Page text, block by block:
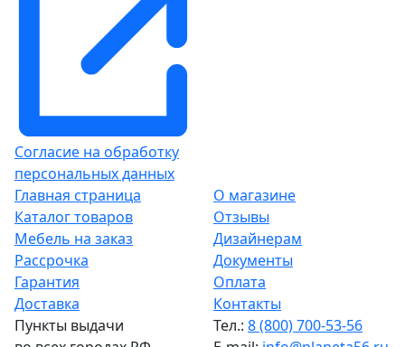
Согласие на обработку
персональных данных
Главная страница
Каталог товаров
Мебель на заказ
Рассрочка
Гарантия
О магазине
Отзывы
Дизайнерам
Документы
Оплата
Доставка
Пункты выдачи
Контакты
Тел.: 8 (800) 700-53-56